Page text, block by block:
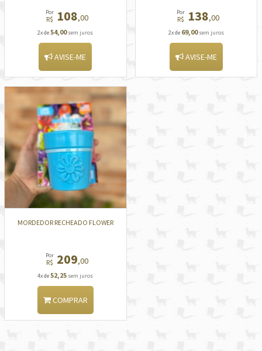
Por
R$ 108,00
2x de54,00sem juros
AVISE-ME
Por
R$ 138,00
2x de 69,00sem juros
AVISE-ME
MORDEDOR RECHEADO FLOWER
Por
R$ 209,00
4x de52,25 sem juros
COMPRAR